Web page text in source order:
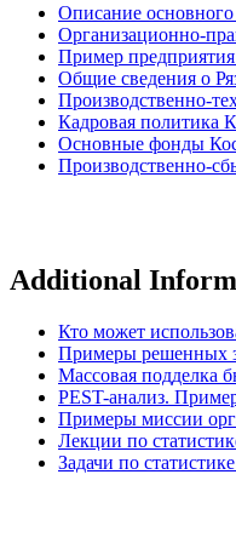
Описание
Организационно-
Пример
Общие сведения о
Производственно-
Кадровая политика
Основные фонды
Производственно-
Additional
Кто может
Примеры решенных
Массовая подделка
PEST-анализ.
Примеры миссии
Лекции по
Задачи по